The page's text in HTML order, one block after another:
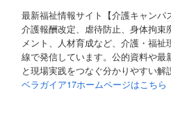
最新福祉情報サイト【介護キャンパ
介護報酬改定、虐待防止、身体拘束
メント、人材育成など、介護・福祉
線で発信しています。公的資料や
と現場実践をつなぐ分かりやすい解
ベラガイア17ホームページはこちら